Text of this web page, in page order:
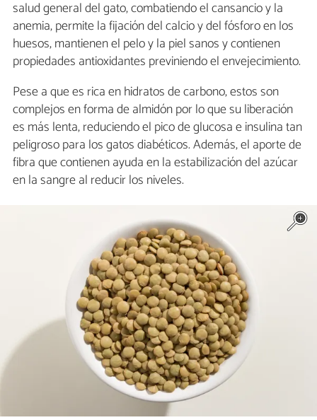
salud general del gato, combatiendo el cansancio y la
anemia, permite la fijación del calcio y del fósforo en los
huesos, mantienen el pelo y la piel sanos y contienen
propiedades antioxidantes previniendo el envejecimiento.
Pese a que es rica en hidratos de carbono, estos son
complejos en forma de almidón por lo que su liberación
es más lenta, reduciendo el pico de glucosa e insulina tan
peligroso para los gatos diabéticos. Además, el aporte de
fibra que contienen ayuda en la estabilización del azúcar
en la sangre al reducir los niveles.